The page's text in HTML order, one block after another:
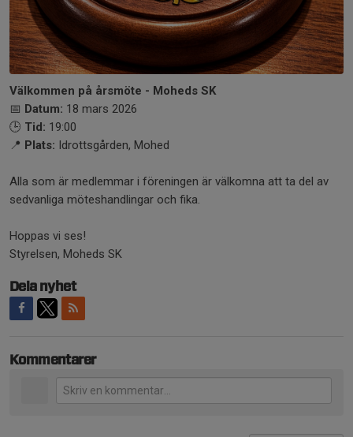
Välkommen på årsmöte - Moheds SK
📅 Datum: 18 mars 2026
🕒 Tid: 19:00
📍 Plats: Idrottsgården, Mohed
Alla som är medlemmar i föreningen är välkomna att ta del av
sedvanliga möteshandlingar och fika.
Hoppas vi ses!
Styrelsen, Moheds SK
Dela nyhet
Kommentarer